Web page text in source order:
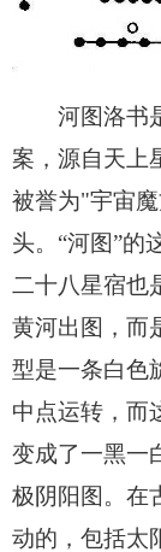
河图洛书是
案，源自天上
被誉为"宇宙
头。“河图”的
二十八星宿也
黄河出图，而
型是一条白色
中点运转，而
变成了一黑一
极阴阳图。在
动的，包括太